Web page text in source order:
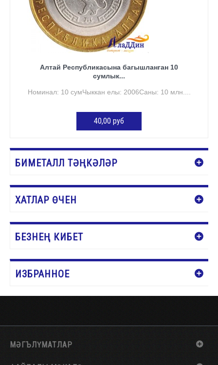
Алтай Республикасына багышланган 10
сумлык...
Номинал: 10 сумЧыккан елы: 2006Саны: 10 млн....
40,00 руб
БИМЕТАЛЛ ТӘҢКӘЛӘР
ХАТЛАР ӨЧЕН
БЕЗНЕҢ КИБЕТ
ИЗБРАННОЕ
МӘГЪЛҮМАТЛАР